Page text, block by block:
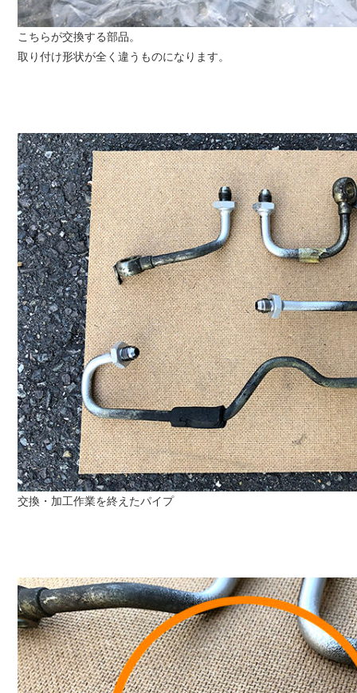
こちらが交換する部品。
取り付け形状が全く違うものになります。
交換・加工作業を終えたパイプ